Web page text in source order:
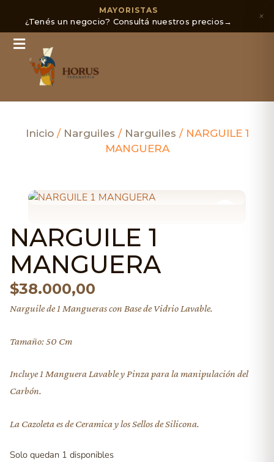
MAYORISTAS
¿Tenés un negocio? Consultá nuestros precios→ ×
Inicio/ Narguiles / Narguiles / NARGUILE 1
MANGUERA
NARGUILE 1
MANGUERA
$38.000,00
Narguile de 1 Mangueras con Base de Vidrio Lavable.
Tamaño: 50 Cm
Incluye 1 Manguera Lavable y Pinza para la manipulación del
Carbón.
La Cazoleta es de Ceramica y los Sellos de Silicona.
Solo quedan 1 disponibles